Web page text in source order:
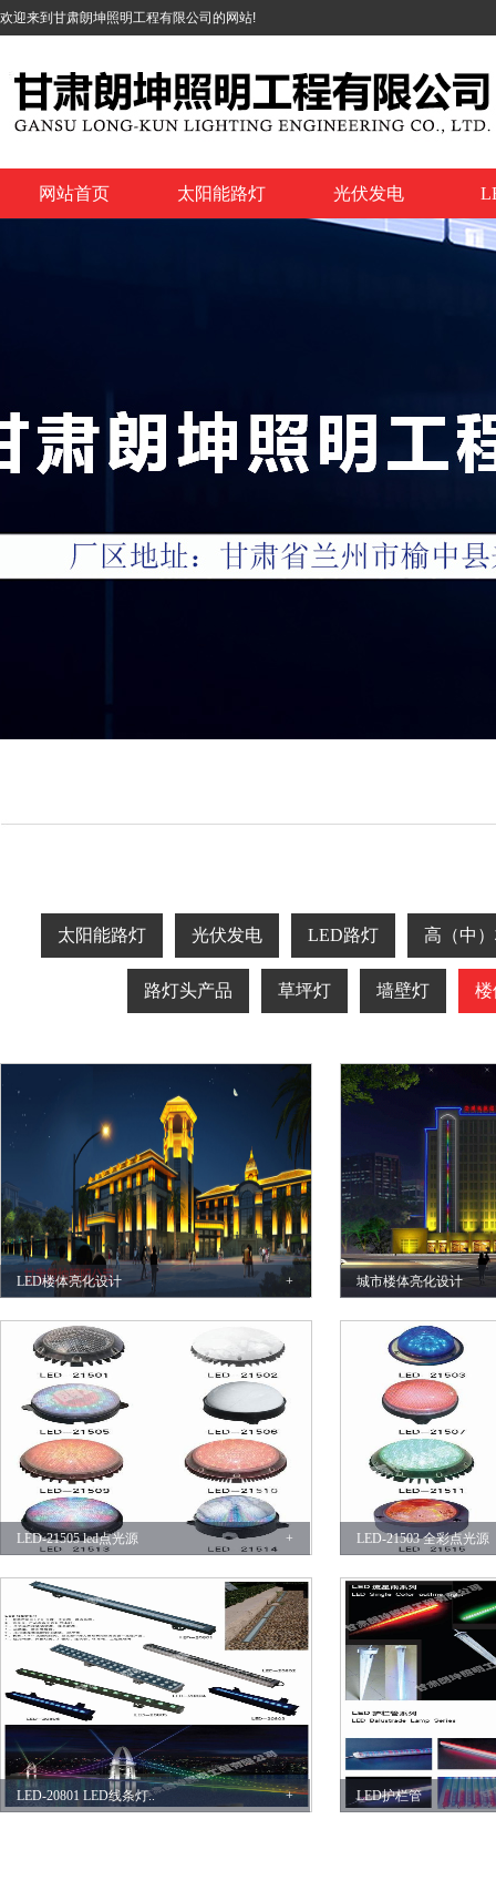
欢迎来到甘肃朗坤照明工程有限公司的网站!
网站首页 太阳能路灯 光伏发电
太阳能路灯 光伏发电 LED路灯 高（中
路灯头产品 草坪灯 墙壁灯 楼
+
LED楼体亮化设计 城市楼体亮化设计
+
LED-21505 led点光源 LED-21503 全彩点光源
+
LED-20801 LED线条灯.. LED护栏管